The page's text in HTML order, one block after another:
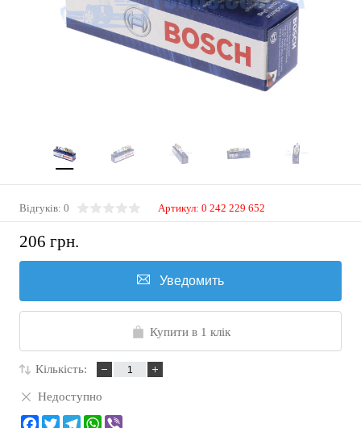
Відгуків: 0 Артикул: 0 242 229 652
206 грн.
Уведомить
Купити в 1 клік
Кількість:
Недоступно